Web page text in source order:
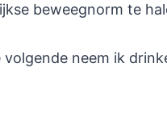
beweegnorm te
volgende neem ik